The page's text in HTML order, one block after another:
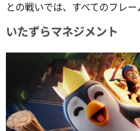
との戦いでは、すべてのフレー
いたずらマネジメント